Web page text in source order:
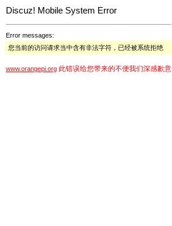
Discuz! Mobile System Error
Error messages:
您当前的访问请求当中含有非法字符，已经被系统拒绝
www.orangepi.org 此错误给您带来的不便我们深感歉意